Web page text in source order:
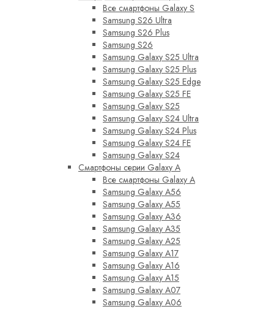
Все смартфоны Galaxy S
Samsung S26 Ultra
Samsung S26 Plus
Samsung S26
Samsung Galaxy S25 Ultra
Samsung Galaxy S25 Plus
Samsung Galaxy S25 Edge
Samsung Galaxy S25 FE
Samsung Galaxy S25
Samsung Galaxy S24 Ultra
Samsung Galaxy S24 Plus
Samsung Galaxy S24 FE
Samsung Galaxy S24
Смартфоны серии Galaxy A
Все смартфоны Galaxy A
Samsung Galaxy A56
Samsung Galaxy A55
Samsung Galaxy A36
Samsung Galaxy A35
Samsung Galaxy A25
Samsung Galaxy A17
Samsung Galaxy A16
Samsung Galaxy A15
Samsung Galaxy A07
Samsung Galaxy A06